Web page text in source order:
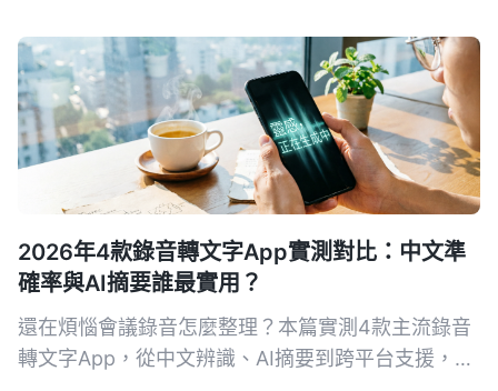
2026年4款錄音轉文字App實測對比：中文準
確率與AI摘要誰最實用？
還在煩惱會議錄音怎麼整理？本篇實測4款主流錄音
轉文字App，從中文辨識、AI摘要到跨平台支援，幫